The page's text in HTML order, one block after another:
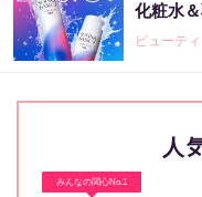
化粧水
ビューティ
人
みんなの関心No.1